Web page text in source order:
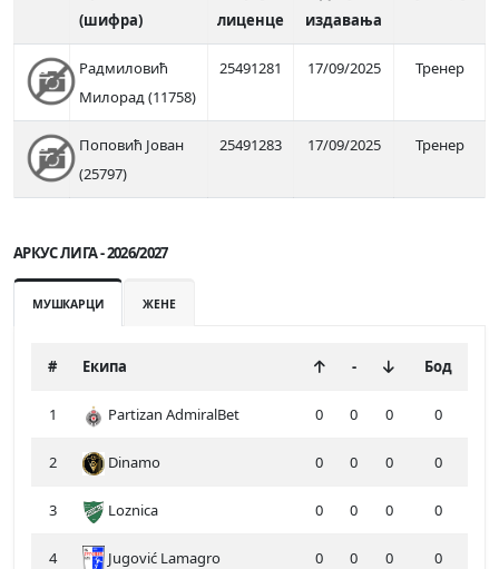
(шифра)
лиценце
издавања
Радмиловић
Милорад (11758)
25491281 17/09/2025 Тренер
Поповић Јован
(25797)
25491283 17/09/2025 Тренер
АРКУС ЛИГА - 2026/2027
МУШКАРЦИ ЖЕНЕ
# Екипа - Бод
1 Partizan AdmiralBet 0 0 0 0
2 Dinamo 0 0 0 0
3 Loznica 0 0 0 0
4 Jugović Lamagro 0 0 0 0